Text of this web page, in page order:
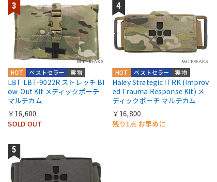
実物
ベストセラー
HOT
LBT LBT-9022R ストレッチ Bl
ow-Out Kit メディックポーチ
マルチカム
￥16,600
SOLD OUT
実物
ベストセラー
HOT
Haley Strategic ITRK (Improv
ed Trauma Response Kit) メ
ディックポーチ マルチカム
￥16,800
残り1点 お早めに